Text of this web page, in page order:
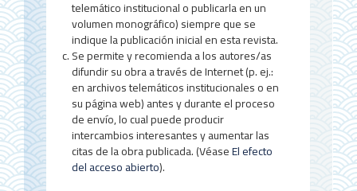
telemático institucional o publicarla en un
volumen monográfico) siempre que se
indique la publicación inicial en esta revista.
Se permite y recomienda a los autores/as
difundir su obra a través de Internet (p. ej.:
en archivos telemáticos institucionales o en
su página web) antes y durante el proceso
de envío, lo cual puede producir
intercambios interesantes y aumentar las
citas de la obra publicada. (VéaseEl efecto
del acceso abierto).